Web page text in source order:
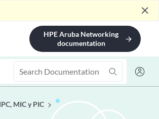
close
HPE Aruba Networking
documentation
arrow_forward
MIC y PIC